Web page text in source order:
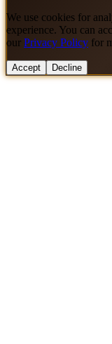
We use cookies for
experience. You can
our Privacy Policy for
Accept Decline